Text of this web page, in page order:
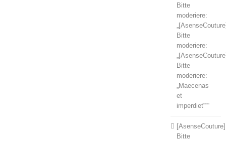
Bitte
moderiere:
Bitte
moderiere:
Bitte
moderiere:
„Maecenas
et
imperdiet“““
[AsenseCouture]
Bitte